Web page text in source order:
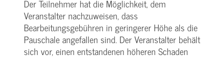
Der Teilnehmer hat die Möglichkeit, dem
Veranstalter nachzuweisen, dass
Bearbeitungsgebühren in geringerer Höhe als die
Pauschale angefallen sind. Der Veranstalter behält
sich vor, einen entstandenen höheren Schaden